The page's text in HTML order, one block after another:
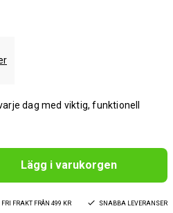
dag med viktig, funktionell
Lägg i varukorgen
FRI FRAKT FRÅN 499 KR SNABBA LEVERANSER